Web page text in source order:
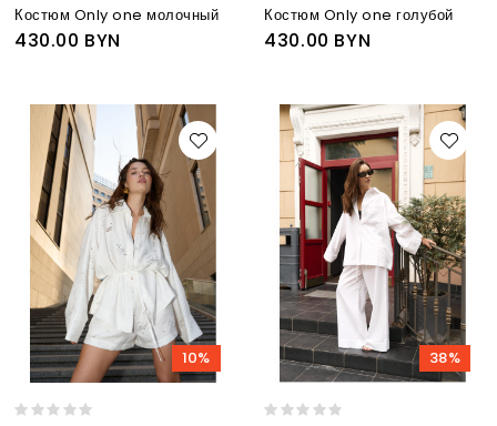
Костюм Only one молочный
430.00 BYN
Костюм Only one голубой
430.00 BYN
10% 38%